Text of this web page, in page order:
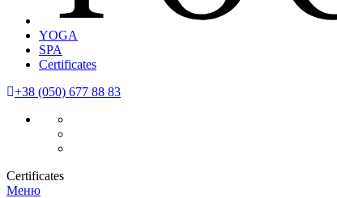
YOGA
SPA
Certificates
+38 (050) 677 88 83
Certificates
Меню